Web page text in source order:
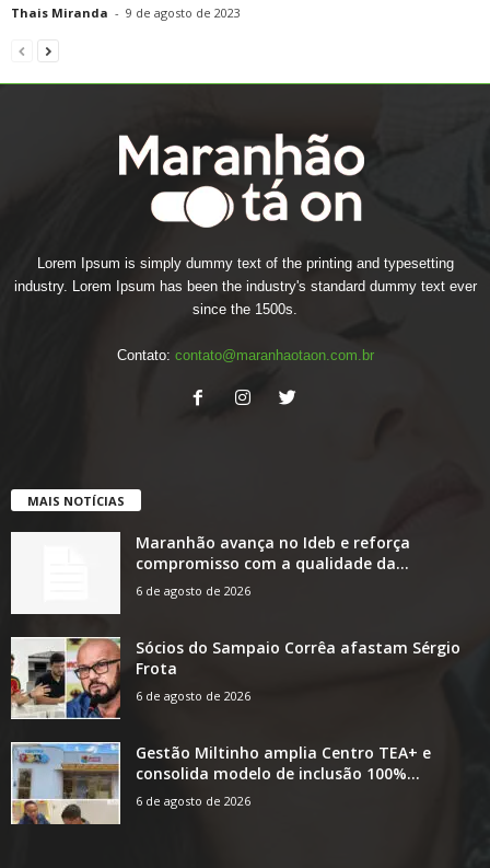
Thais Miranda - 9 de agosto de 2023
Lorem Ipsum is simply dummy text of the printing and typesetting
industry. Lorem Ipsum has been the industry's standard dummy text ever
since the 1500s.
Contato: contato@maranhaotaon.com.br
MAIS NOTÍCIAS
Maranhão avança no Ideb e reforça
compromisso com a qualidade da...
6 de agosto de 2026
Sócios do Sampaio Corrêa afastam Sérgio
Frota
6 de agosto de 2026
Gestão Miltinho amplia Centro TEA+ e
consolida modelo de inclusão 100%...
6 de agosto de 2026